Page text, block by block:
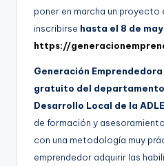
poner en marcha un proyecto
inscribirse hasta el 8 de
https://
Generación
gratuito del
Desarrollo Local de la
de formación y
con una metodología muy
emprendedor adquirir las